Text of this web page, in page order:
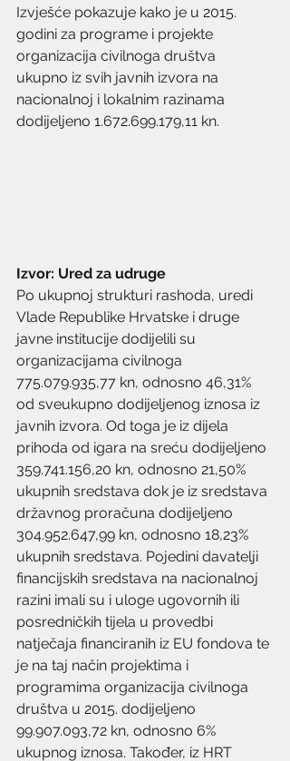
Izvješće pokazuje kako je u 2015.
godini za programe i projekte
organizacija civilnoga društva
ukupno iz svih javnih izvora na
nacionalnoj i lokalnim razinama
dodijeljeno 1.672.699.179,11 kn.
Izvor: Ured za udruge
Po ukupnoj strukturi rashoda, uredi
Vlade Republike Hrvatske i druge
javne institucije dodijelili su
organizacijama civilnoga
775.079.935,77 kn, odnosno 46,31%
od sveukupno dodijeljenog iznosa iz
javnih izvora. Od toga je iz dijela
prihoda od igara na sreću dodijeljeno
359.741.156,20 kn, odnosno 21,50%
ukupnih sredstava dok je iz sredstava
državnog proračuna dodijeljeno
304.952.647,99 kn, odnosno 18,23%
ukupnih sredstava. Pojedini davatelji
financijskih sredstava na nacionalnoj
razini imali su i uloge ugovornih ili
posredničkih tijela u provedbi
natječaja financiranih iz EU fondova te
je na taj način projektima i
programima organizacija civilnoga
društva u 2015. dodijeljeno
99.907.093,72 kn, odnosno 6%
ukupnog iznosa. Također, iz HRT